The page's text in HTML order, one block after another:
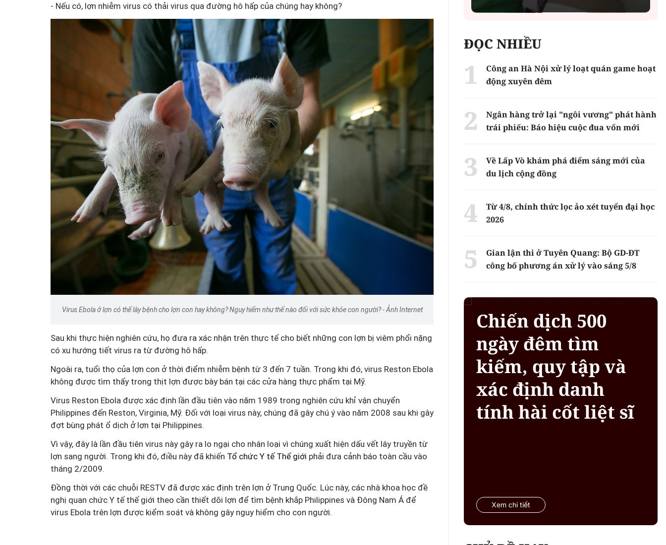
- Nếu có, lợn nhiễm virus có thải virus qua đường hô hấp của chúng hay không?
Virus Ebola ở lợn có thể lây bệnh cho lợn con hay không? Nguy hiểm như thế nào đối với sức khỏe con người? - Ảnh Internet
Sau khi thực hiện nghiên cứu, họ đưa ra xác nhận trên thực tế cho biết những con lợn bị viêm phổi nặng
có xu hướng tiết virus ra từ đường hô hấp.
Ngoài ra, tuổi thọ của lợn con ở thời điểm nhiễm bệnh từ 3 đến 7 tuần. Trong khi đó, virus Reston Ebola
không được tìm thấy trong thịt lợn được bày bán tại các cửa hàng thực phẩm tại Mỹ.
Virus Reston Ebola được xác định lần đầu tiên vào năm 1989 trong nghiên cứu khỉ vận chuyển
Philippines đến Reston, Virginia, Mỹ. Đối với loại virus này, chúng đã gây chú ý vào năm 2008 sau khi gây
đợt bùng phát ổ dịch ở lợn tại Philippines.
Vì vậy, đây là lần đầu tiên virus này gây ra lo ngại cho nhân loại vì chúng xuất hiện dấu vết lây truyền từ
lợn sang người. Trong khi đó, điều này đã khiến Tổ chức Y tế Thế giới phải đưa cảnh báo toàn cầu vào
tháng 2/2009.
Đồng thời với các chuỗi RESTV đã được xác định trên lợn ở Trung Quốc. Lúc này, các nhà khoa học đề
nghị quan chức Y tế thế giới theo cần thiết dõi lợn để tìm bệnh khắp Philippines và Đông Nam Á để
virus Ebola trên lợn được kiểm soát và không gây nguy hiểm cho con người.
ĐỌC NHIỀU
Công an Hà Nội xử lý loạt quán game hoạt
động xuyên đêm
Ngân hàng trở lại "ngôi vương" phát hành
trái phiếu: Báo hiệu cuộc đua vốn mới
Về Lấp Vò khám phá điểm sáng mới của
du lịch cộng đồng
Từ 4/8, chính thức lọc ảo xét tuyển đại học
2026
Gian lận thi ở Tuyên Quang: Bộ GD-ĐT
công bố phương án xử lý vào sáng 5/8
Chiến dịch 500
ngày đêm tìm
kiếm, quy tập và
xác định danh
tính hài cốt liệt sĩ
Xem chi tiết